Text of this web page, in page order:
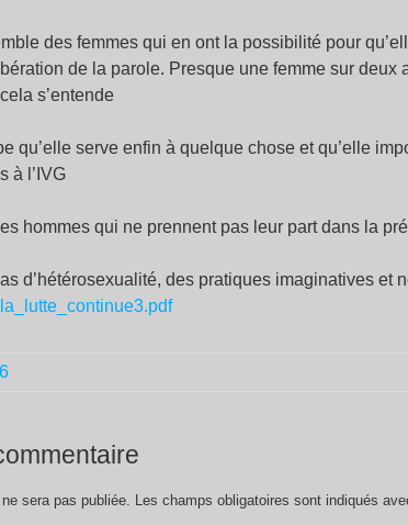
des femmes qui en ont la possibilité pour
de la parole. Presque une femme sur deux
s’entende
qu’elle serve enfin à quelque chose et qu’elle
à l’IVG
hommes qui ne prennent pas leur part dans la
d’hétérosexualité, des pratiques imaginatives et
sera pas publiée. Les champs obligatoires sont indiqués